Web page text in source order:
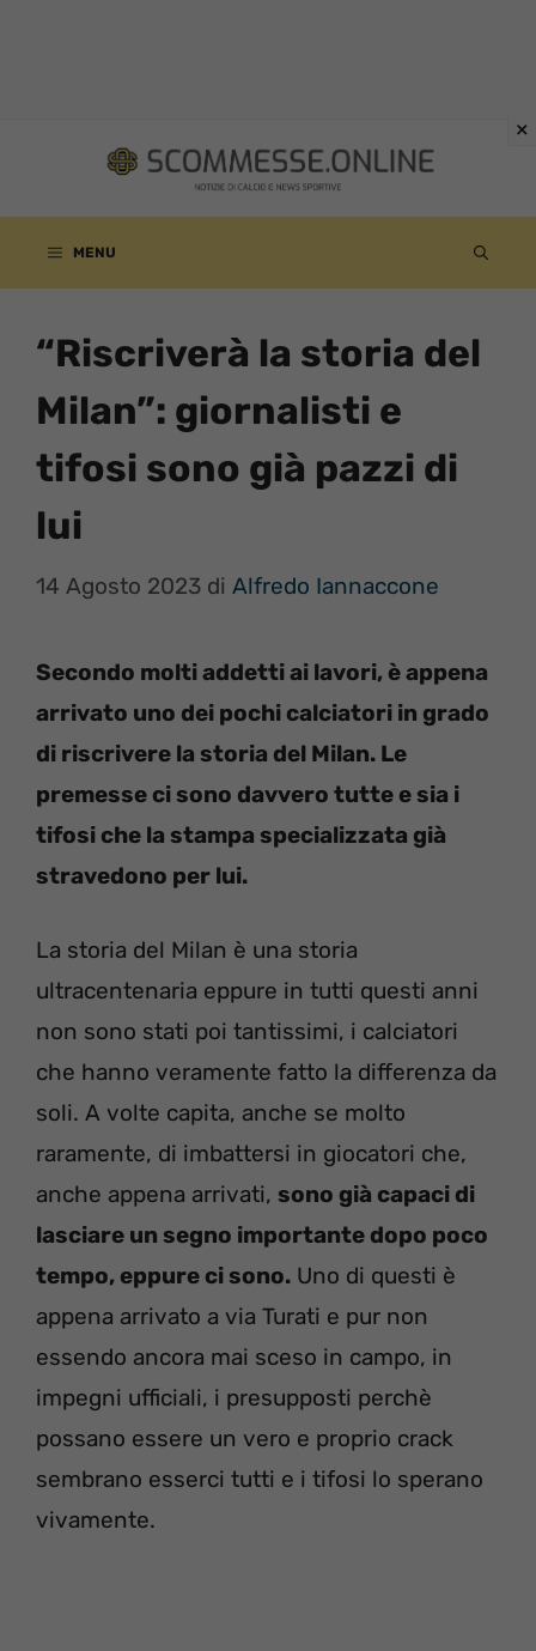
contenuto
MENU
“Riscriverà la storia del
Milan”: giornalisti e
tifosi sono già pazzi di
lui
14 Agosto 2023 di Alfredo Iannaccone
Secondo molti addetti ai lavori, è appena
arrivato uno dei pochi calciatori in grado
di riscrivere la storia del Milan. Le
premesse ci sono davvero tutte e sia i
tifosi che la stampa specializzata già
stravedono per lui.
La storia del Milan è una storia
ultracentenaria eppure in tutti questi anni
non sono stati poi tantissimi, i calciatori
che hanno veramente fatto la differenza da
soli. A volte capita, anche se molto
raramente, di imbattersi in giocatori che,
anche appena arrivati, sono già capaci di
lasciare un segno importante dopo poco
tempo, eppure ci sono. Uno di questi è
appena arrivato a via Turati e pur non
essendo ancora mai sceso in campo, in
impegni ufficiali, i presupposti perchè
possano essere un vero e proprio crack
sembrano esserci tutti e i tifosi lo sperano
vivamente.